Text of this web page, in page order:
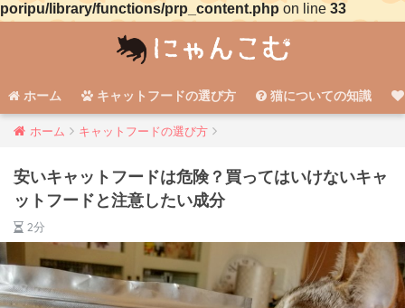
poripu/library/functions/prp_content.php on line33
ホーム キャットフードの選び方 猫についての知識
ホーム キャットフードの選び方
安いキャットフードは危険？買ってはいけないキャ
ットフードと注意したい成分
2分